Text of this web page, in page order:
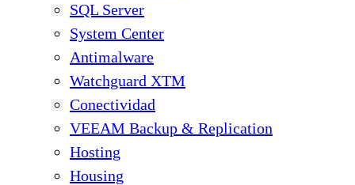
SQL Server
System Center
Antimalware
Watchguard XTM
Conectividad
VEEAM Backup & Replication
Hosting
Housing